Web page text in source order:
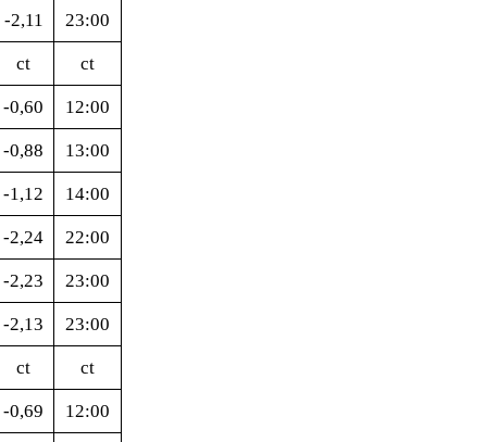
-2,11 23:00
ct ct
-0,60 12:00
-0,88 13:00
-1,12 14:00
-2,24 22:00
-2,23 23:00
-2,13 23:00
ct ct
-0,69 12:00